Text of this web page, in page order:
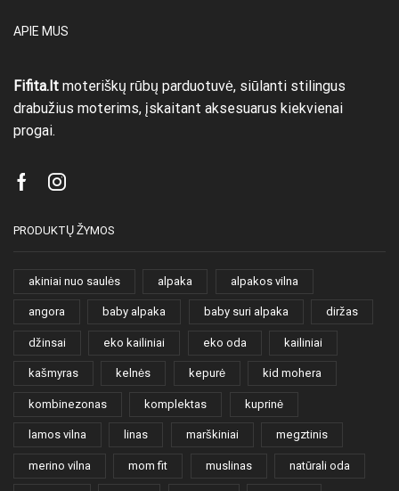
APIE MUS
Fifita.lt moteriškų rūbų parduotuvė, siūlanti stilingus
drabužius moterims, įskaitant aksesuarus kiekvienai
progai.
FacebookInstagram
PRODUKTŲ ŽYMOS
akiniai nuo saulės alpaka alpakos vilna
angora baby alpaka baby suri alpaka diržas
džinsai eko kailiniai eko oda kailiniai
kašmyras kelnės kepurė kid mohera
kombinezonas komplektas kuprinė
lamos vilna linas marškiniai megztinis
merino vilna mom fit muslinas natūrali oda